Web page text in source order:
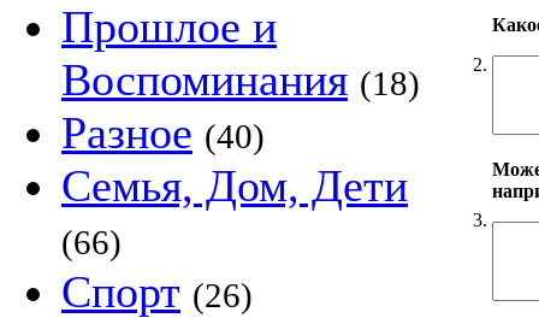
Прошлое и
Воспоминания (18)
Разное (40)
Семья, Дом, Дети
(66)
Спорт (26)
2.
3.